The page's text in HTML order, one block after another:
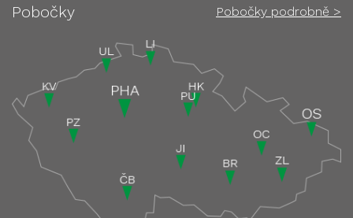
Pobočky Pobočky podrobně >